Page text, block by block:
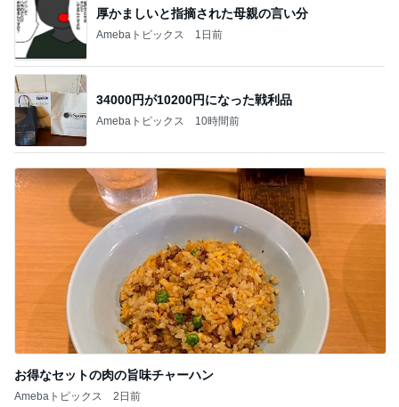
厚かましいと指摘された母親の言い分
Amebaトピックス 1日前
34000円が10200円になった戦利品
Amebaトピックス 10時間前
お得なセットの肉の旨味チャーハン
Amebaトピックス 2日前